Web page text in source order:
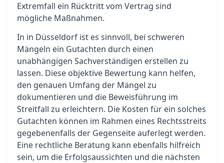
Extremfall ein Rücktritt vom Vertrag sind
mögliche Maßnahmen.
In in Düsseldorf ist es sinnvoll, bei schweren
Mängeln ein Gutachten durch einen
unabhängigen Sachverständigen erstellen zu
lassen. Diese objektive Bewertung kann helfen,
den genauen Umfang der Mängel zu
dokumentieren und die Beweisführung im
Streitfall zu erleichtern. Die Kosten für ein solches
Gutachten können im Rahmen eines Rechtsstreits
gegebenenfalls der Gegenseite auferlegt werden.
Eine rechtliche Beratung kann ebenfalls hilfreich
sein, um die Erfolgsaussichten und die nächsten